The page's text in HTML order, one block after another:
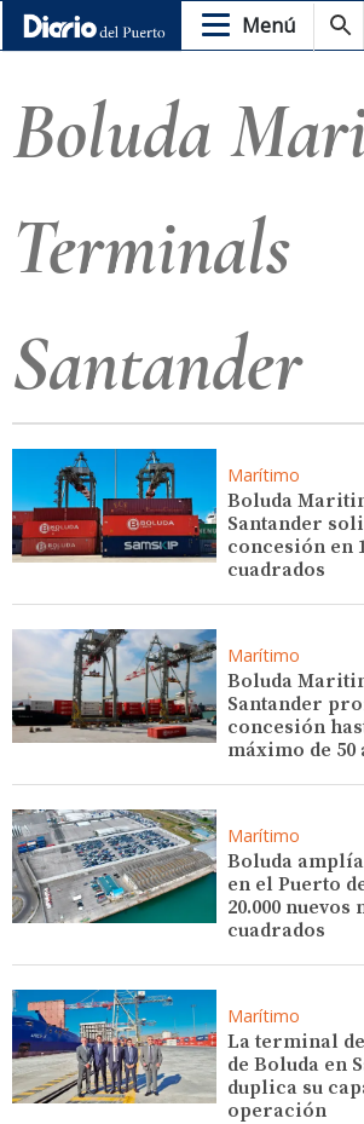
Menú
Boluda
Terminals
Santander
Marítimo
Boluda
Santander
concesión en
cuadrados
Marítimo
Boluda
Santander
concesión
máximo de 50
Marítimo
Boluda
en el Puerto
20.000 nuevos
cuadrados
Marítimo
La terminal
de Boluda en
duplica su
operación